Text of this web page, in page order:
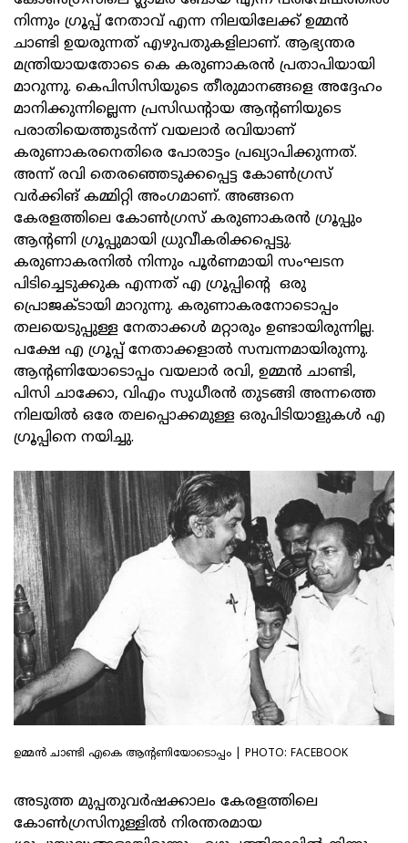
നിന്നും ഗ്രൂപ്പ് നേതാവ് എന്ന നിലയിലേക്ക് ഉമ്മന്‍
ചാണ്ടി ഉയരുന്നത് എഴുപതുകളിലാണ്. ആഭ്യന്തര
മന്ത്രിയായതോടെ കെ കരുണാകരന്‍ പ്രതാപിയായി
മാറുന്നു. കെപിസിസിയുടെ തീരുമാനങ്ങളെ അദ്ദേഹം
മാനിക്കുന്നില്ലെന്ന പ്രസിഡന്റായ ആന്റണിയുടെ
പരാതിയെത്തുടര്‍ന്ന് വയലാര്‍ രവിയാണ്
കരുണാകരനെതിരെ പോരാട്ടം പ്രഖ്യാപിക്കുന്നത്.
അന്ന് രവി തെരഞ്ഞെടുക്കപ്പെട്ട കോണ്‍ഗ്രസ്
വര്‍ക്കിങ് കമ്മിറ്റി അംഗമാണ്. അങ്ങനെ
കേരളത്തിലെ കോണ്‍ഗ്രസ് കരുണാകരന്‍ ഗ്രൂപ്പും
ആന്റണി ഗ്രൂപ്പുമായി ധ്രുവീകരിക്കപ്പെട്ടു.
കരുണാകരനില്‍ നിന്നും പൂര്‍ണമായി സംഘടന
പിടിച്ചെടുക്കുക എന്നത് എ ഗ്രൂപ്പിന്റെ ഒരു
പ്രൊജക്ടായി മാറുന്നു. കരുണാകരനോടൊപ്പം
തലയെടുപ്പുള്ള നേതാക്കള്‍ മറ്റാരും ഉണ്ടായിരുന്നില്ല.
പക്ഷേ എ ഗ്രൂപ്പ് നേതാക്കളാല്‍ സമ്പന്നമായിരുന്നു.
ആന്റണിയോടൊപ്പം വയലാര്‍ രവി, ഉമ്മന്‍ ചാണ്ടി,
പിസി ചാക്കോ, വിഎം സുധീരന്‍ തുടങ്ങി അന്നത്തെ
നിലയില്‍ ഒരേ തലപ്പൊക്കമുള്ള ഒരുപിടിയാളുകള്‍ എ
ഗ്രൂപ്പിനെ നയിച്ചു.
ഉമ്മൻ ചാണ്ടി എകെ ആന്റണിയോടൊപ്പം | PHOTO: FACEBOOK
അടുത്ത മുപ്പതുവര്‍ഷക്കാലം കേരളത്തിലെ
കോണ്‍ഗ്രസിനുള്ളില്‍ നിരന്തരമായ